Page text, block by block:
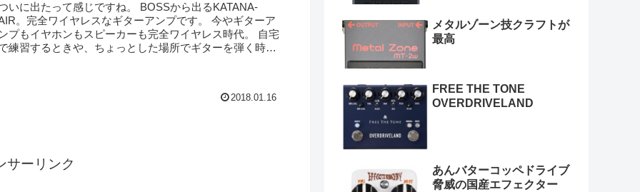
いに出たって感じですね。 BOSSから出るKATANA-
。完全ワイヤレスなギターアンプです。 今やギターア
プもイヤホンもスピーカーも完全ワイヤレス時代。 自宅
練習するときや、ちょっとした場所でギターを弾く時に
2018.01.16
サーリンク
メタルゾーン技クラフトが
最高
FREE THE TONE
OVERDRIVELAND
あんバターコッペドライブ
脅威の国産エフェクター